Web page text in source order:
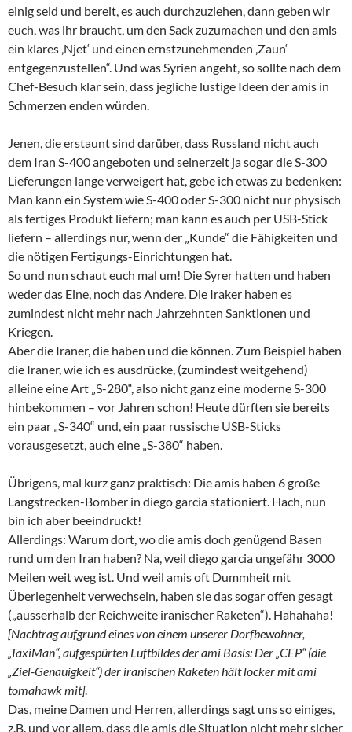
einig seid und bereit, es auch durchzuziehen, dann geben wir
euch, was ihr braucht, um den Sack zuzumachen und den amis
ein klares ‚Njet‘ und einen ernstzunehmenden ‚Zaun‘
entgegenzustellen“. Und was Syrien angeht, so sollte nach dem
Chef-Besuch klar sein, dass jegliche lustige Ideen der amis in
Schmerzen enden würden.
Jenen, die erstaunt sind darüber, dass Russland nicht auch
dem Iran S-400 angeboten und seinerzeit ja sogar die S-300
Lieferungen lange verweigert hat, gebe ich etwas zu bedenken:
Man kann ein System wie S-400 oder S-300 nicht nur physisch
als fertiges Produkt liefern; man kann es auch per USB-Stick
liefern – allerdings nur, wenn der „Kunde“ die Fähigkeiten und
die nötigen Fertigungs-Einrichtungen hat.
So und nun schaut euch mal um! Die Syrer hatten und haben
weder das Eine, noch das Andere. Die Iraker haben es
zumindest nicht mehr nach Jahrzehnten Sanktionen und
Kriegen.
Aber die Iraner, die haben und die können. Zum Beispiel haben
die Iraner, wie ich es ausdrücke, (zumindest weitgehend)
alleine eine Art „S-280“, also nicht ganz eine moderne S-300
hinbekommen – vor Jahren schon! Heute dürften sie bereits
ein paar „S-340“ und, ein paar russische USB-Sticks
vorausgesetzt, auch eine „S-380“ haben.
Übrigens, mal kurz ganz praktisch: Die amis haben 6 große
Langstrecken-Bomber in diego garcia stationiert. Hach, nun
bin ich aber beeindruckt!
Allerdings: Warum dort, wo die amis doch genügend Basen
rund um den Iran haben? Na, weil diego garcia ungefähr 3000
Meilen weit weg ist. Und weil amis oft Dummheit mit
Überlegenheit verwechseln, haben sie das sogar offen gesagt
(„ausserhalb der Reichweite iranischer Raketen“). Hahahaha!
[Nachtrag aufgrund eines von einem unserer Dorfbewohner,
„TaxiMan“, aufgespürten Luftbildes der ami Basis: Der „CEP“ (die
„Ziel-Genauigkeit“) der iranischen Raketen hält locker mit ami
tomahawk mit].
Das, meine Damen und Herren, allerdings sagt uns so einiges,
z.B. und vor allem, dass die amis die Situation nicht mehr sicher